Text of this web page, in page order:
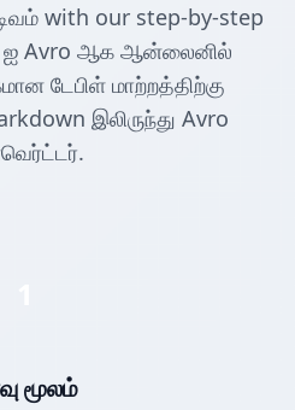
with our step-by-step
ஐ Avro ஆக ஆன்லைனில்
டேபிள் மாற்றத்திற்கு
இலிருந்து Avro
மூலம்